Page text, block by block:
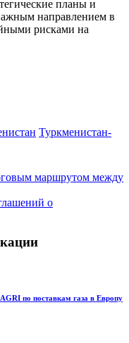
планы и
направлением в
рисками на
Туркменистан-
маршрутом между
о
по поставкам газа в Европу